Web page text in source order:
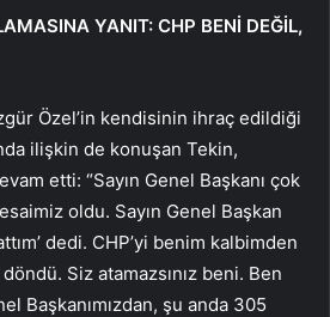
YANIT: CHP BENİ DEĞİL,
Özel’in kendisinin ihraç edildiği
ilişkin de konuşan Tekin,
etti: “Sayın Genel Başkanı çok
oldu. Sayın Genel Başkan
dedi. CHP’yi benim kalbimden
Siz atamazsınız beni. Ben
Başkanımızdan, şu anda 305